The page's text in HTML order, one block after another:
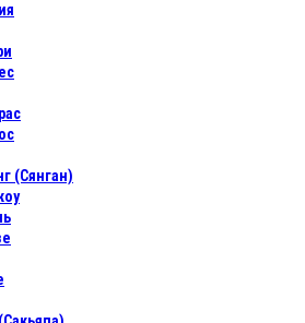
(Сянган)